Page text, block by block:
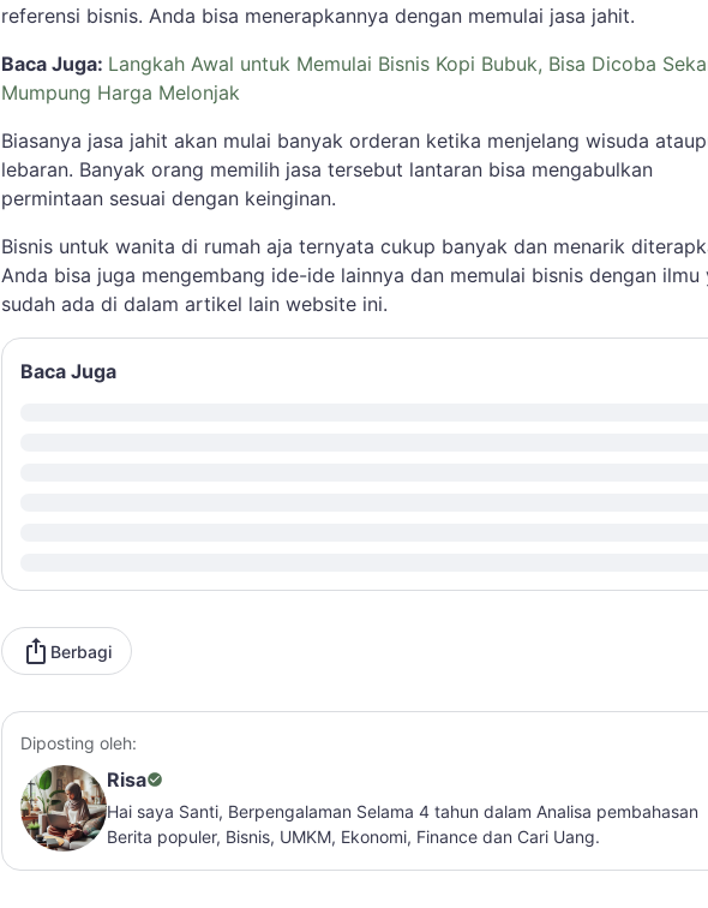
referensi bisnis. Anda bisa menerapkannya dengan memulai jasa jahit.
Baca Juga: Langkah Awal untuk Memulai Bisnis Kopi Bubuk, Bisa Dicoba
Mumpung Harga Melonjak
Biasanya jasa jahit akan mulai banyak orderan ketika menjelang wisuda
lebaran. Banyak orang memilih jasa tersebut lantaran bisa mengabulkan
permintaan sesuai dengan keinginan.
Bisnis untuk wanita di rumah aja ternyata cukup banyak dan menarik
Anda bisa juga mengembang ide-ide lainnya dan memulai bisnis dengan ilmu
sudah ada di dalam artikel lain website ini.
Baca Juga
Berbagi
Diposting oleh:
Risa
Hai saya Santi, Berpengalaman Selama 4 tahun dalam Analisa pembahasan
Berita populer, Bisnis, UMKM, Ekonomi, Finance dan Cari Uang.